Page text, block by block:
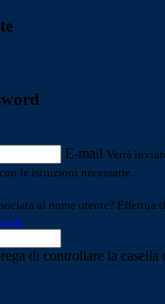
E-mail Verrà
le istruzioni necessarie.
al nome utente? Effettua
di controllare la casella